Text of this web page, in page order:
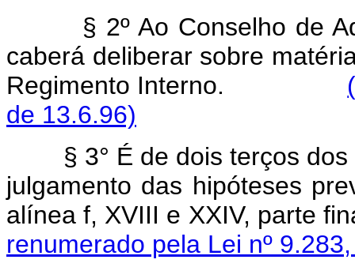
§ 2º Ao Conselho de
caberá deliberar sobre
Regimento Interno.
de 13.6.96)
§ 3° É de dois terços
julgamento das hipóteses
alínea f, XVIII e XXIV,
renumerado pela Lei nº